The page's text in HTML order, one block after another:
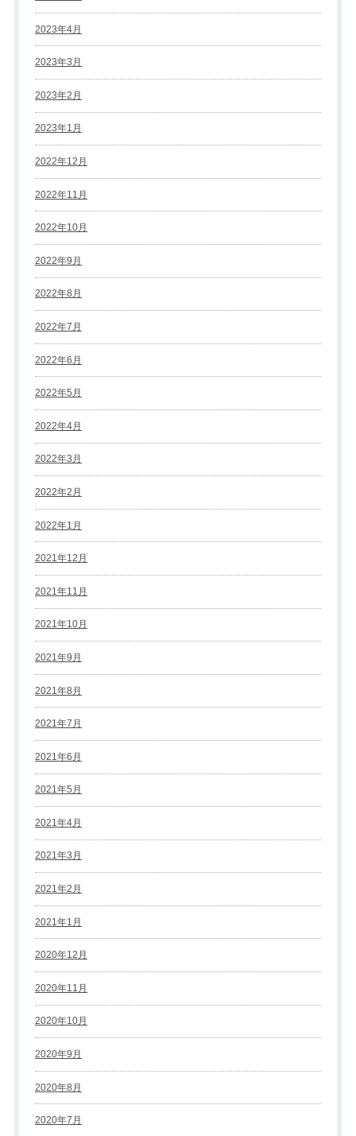
2023年4月
2023年3月
2023年2月
2023年1月
2022年12月
2022年11月
2022年10月
2022年9月
2022年8月
2022年7月
2022年6月
2022年5月
2022年4月
2022年3月
2022年2月
2022年1月
2021年12月
2021年11月
2021年10月
2021年9月
2021年8月
2021年7月
2021年6月
2021年5月
2021年4月
2021年3月
2021年2月
2021年1月
2020年12月
2020年11月
2020年10月
2020年9月
2020年8月
2020年7月